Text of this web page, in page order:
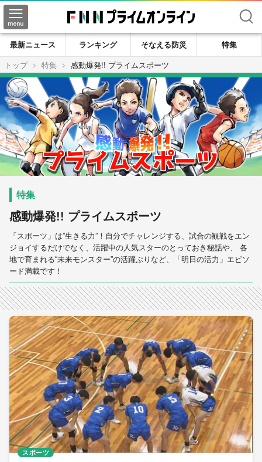
検索
最新ニュース ランキング そなえる防災
特集
トップ
特集 感動爆発!! プライムスポーツ
感動爆発!! プライムスポーツ
「スポーツ」は”生きる力”！自分でチャレンジする、試合の観戦をエン
ジョイするだけでなく、活躍中の人気スターのとっておき秘話や、 各
地で育まれる“未来モンスター”の活躍ぶりなど、「明日の活力」エピソ
ード満載です！
スポーツ